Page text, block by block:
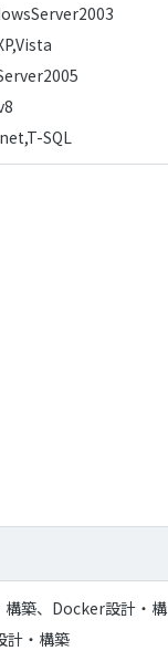
SQL
築、Docker設計・構
計・構築